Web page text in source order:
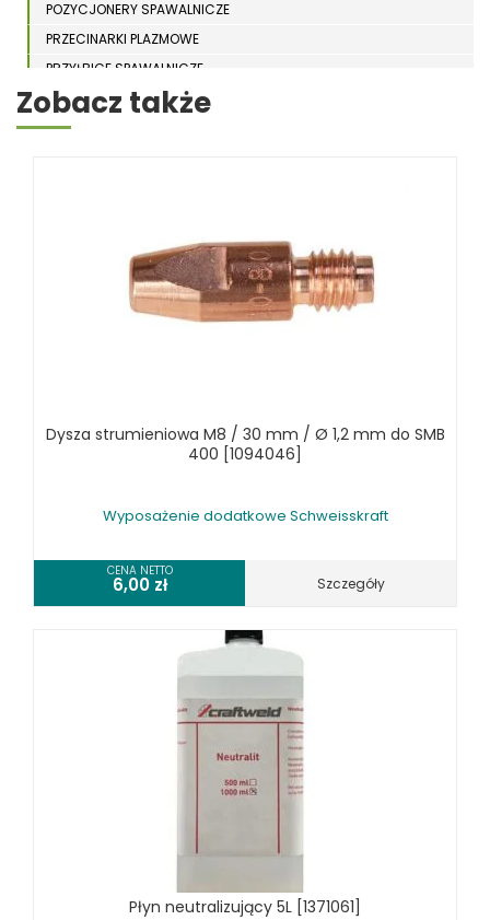
POZYCJONERY SPAWALNICZE
PRZECINARKI PLAZMOWE
PRZYŁBICE SPAWALNICZE
SPAWARKI
STOŁY SPAWALNICZE
WYPOSAŻENIE DODATKOWE SCHWEISSKRAFT
RÓŻNE OKAZJE
KOSZT DOSTAWY
Zobacz także
Dysza strumieniowa M8 / 30 mm / Ø 1,2 mm do SMB
400 [1094046]
Wyposażenie dodatkowe Schweisskraft
CENA NETTO
6,00 zł Szczegóły
Płyn neutralizujący 5L [1371061]